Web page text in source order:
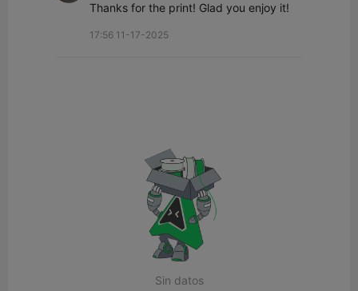
Thanks for the print! Glad you enjoy it!
17:56 11-17-2025
Sin datos